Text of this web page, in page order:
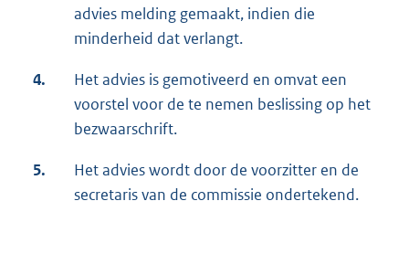
advies melding gemaakt, indien die
minderheid dat verlangt.
4.
Het advies is gemotiveerd en omvat een
voorstel voor de te nemen beslissing op het
bezwaarschrift.
5.
Het advies wordt door de voorzitter en de
secretaris van de commissie ondertekend.